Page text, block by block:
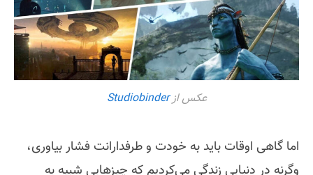
عکس ازStudiobinder
اما گاهی اوقات باید به خودت و طرفدارانت فشار بیاوری،
وگرنه در دنیایی زندگی می‌کردیم که چیزهایی شبیه به